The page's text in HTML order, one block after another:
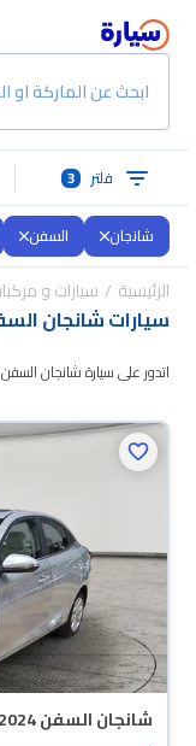
ابحث عن الماركة او
فلتر 3
شانجان السفن
الرئيسية سيارات و
سيارات شانجان السفن 2024 للبيع في
أو تقسيط، وتحجزها أونلاين،
شانجان السفن Full Option 2024